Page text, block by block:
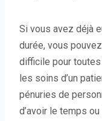
Si vous avez déjà
durée, vous
difficile pour
les soins d’un
pénuries de
d’avoir le temps